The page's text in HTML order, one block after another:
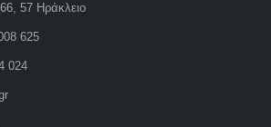
57 Ηράκλειο
625
024